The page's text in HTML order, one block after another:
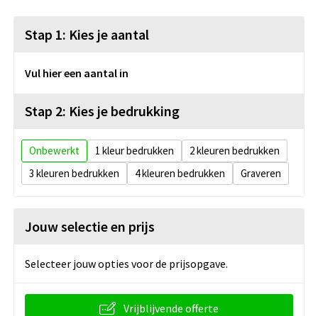
Stap 1: Kies je aantal
Vul hier een aantal in
Stap 2: Kies je bedrukking
Onbewerkt 1
2
3
4 Graveren
Jouw selectie en prijs
Selecteer jouw opties voor de prijsopgave.
Vrijblijvende offerte